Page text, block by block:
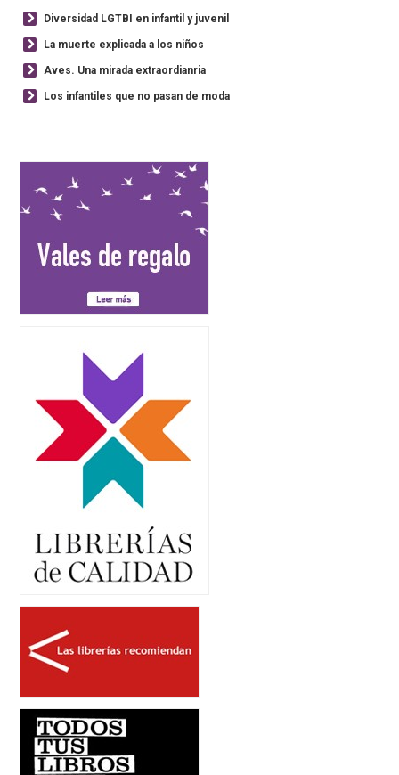
Diversidad LGTBI en infantil y juvenil
La muerte explicada a los niños
Aves. Una mirada extraordianria
Los infantiles que no pasan de moda